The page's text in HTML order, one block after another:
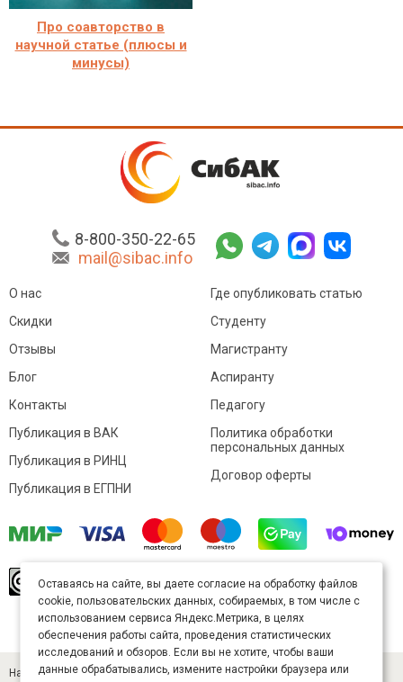
Про соавторство в
научной статье (плюсы и
минусы)
8-800-350-22-65
mail@sibac.info
О нас
Скидки
Отзывы
Блог
Контакты
Где опубликовать статью
Студенту
Магистранту
Аспиранту
Педагогу
Публикация в ВАК
Публикация в РИНЦ
Публикация в ЕГПНИ
Политика обработки
персональных данных
Договор оферты
произведение доступно полицензии Creative
Commons «Attribution» («Атрибуция») 4.0
Непортированная.
Карта сайта
Научный журнал «Студенческий» (ISSN 2541-9412). Издатель — ООО
Оставаясь на сайте, вы даете согласие на обработку файлов
cookie, пользовательских данных, собираемых, в том числе с
использованием сервиса Яндекс.Метрика, в целях
обеспечения работы сайта, проведения статистических
исследований и обзоров. Если вы не хотите, чтобы ваши
данные обрабатывались, измените настройки браузера или